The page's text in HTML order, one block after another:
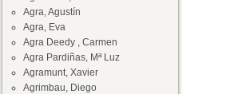
Agra, Agustín
Agra, Eva
Agra Deedy , Carmen
Agra Pardiñas, Mª Luz
Agramunt, Xavier
Agrimbau, Diego